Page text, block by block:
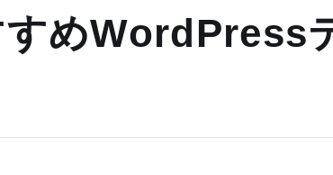
すめWordPress